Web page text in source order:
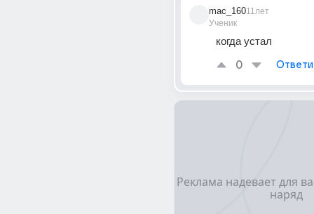
mac_160
Ученик
11лет
когда устал
0